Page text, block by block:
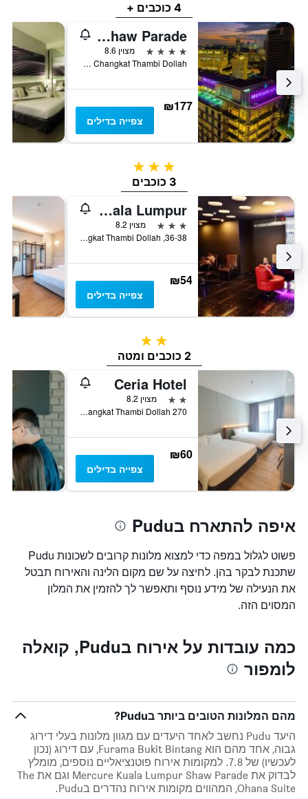
4 כוכבים +
Mercure Kuala Lumpur Shaw Parade
4 כוכבים
מצוין 8.6
No. 152, Jalan Changkat Thambi Dollah, קואלה לומפור, מלזיה
₪177
צפייה בדילים
3 כוכבים
3 כוכבים
Pillows Plus Kingston 3 Kuala Lumpur
3 כוכבים
מצוין 8.2
36-38, Jalan Baba, Off Jalan Changkat Thambi Dollah, קואלה לומפור, מלזיה
₪54
צפייה בדילים
2 כוכבים
2 כוכבים ומטה
Ceria Hotel
2 כוכבים
מצוין 8.2
270 Jalan Changkat Thambi Dollah, קואלה לומפור, מלזיה
₪60
צפייה בדילים
איפה להתארח בPudu
פשוט לגלול במפה כדי למצוא מלונות קרובים לשכונות Pudu
שתכנת לבקר בהן. לחיצה על שם מקום הלינה והאירוח תבטל
את הנעילה של מידע נוסף ותאפשר לך להזמין את המלון
המסוים הזה.
כמה עובדות על אירוח בPudu, קואלה
לומפור
מהם המלונות הטובים ביותר בPudu?
היעד Pudu נחשב לאחד היעדים עם מגוון מלונות בעלי דירוג
גבוה, אחד מהם הוא Furama Bukit Bintang, עם דירוג (נכון
לעכשיו) של 7.8. למקומות אירוח פוטנציאליים נוספים, מומלץ
לבדוק את Mercure Kuala Lumpur Shaw Parade וגם את The
Ohana Suite, המהווים מקומות אירוח נהדרים בPudu.